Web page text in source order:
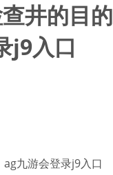
井的目的
j9入口
ag九游会登录j9入口